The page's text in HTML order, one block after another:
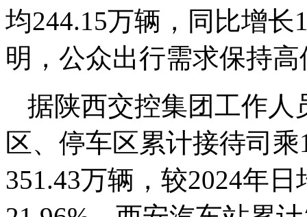
均244.15万辆，同比增长
明，公众出行需求保持
据陕西交控集团工作人
区、停车区累计接待司
351.43万辆，较2024年